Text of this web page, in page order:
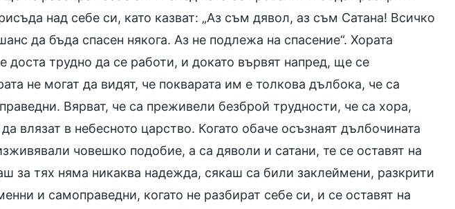
над себе си, като казват: „Аз съм дявол, аз съм Сатана! Всичко
да бъда спасен някога. Аз не подлежа на спасение“. Хората
доста трудно да се работи, и докато вървят напред, ще се
не могат да видят, че покварата им е толкова дълбока, че са
Вярват, че са преживели безброй трудности, че са хора,
влязат в небесното царство. Когато обаче осъзнаят дълбочината
човешко подобие, а са дяволи и сатани, те се оставят на
за тях няма никаква надежда, сякаш са били заклеймени, разкрити
и самоправедни, когато не разбират себе си, и се оставят на